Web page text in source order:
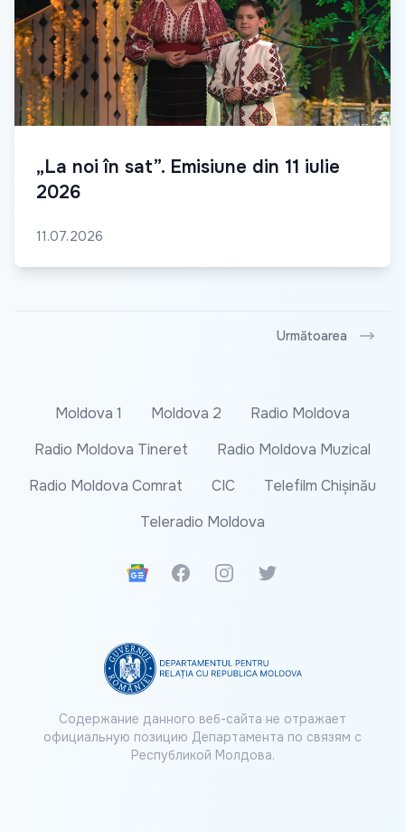
„La noi în sat”. Emisiune din 11 iulie
2026
11.07.2026
Următoarea
Moldova 1 Moldova 2
Radio Moldova
Radio Moldova Tineret
Radio Moldova Muzical
Radio Moldova Comrat
CIC
Telefilm Chișinău
Teleradio Moldova
Google News
FacebookInstagramTwitter
Содержание данного веб-сайта не отражает
официальную позицию Департамента по связям с
Республикой Молдова.